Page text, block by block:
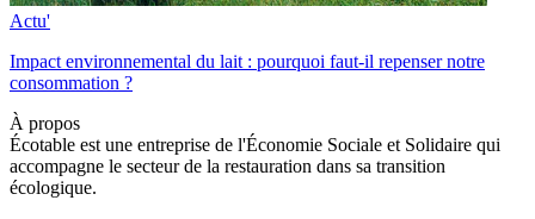
Actu'
Impact environnemental du lait : pourquoi faut-il repenser notre
consommation ?
À propos
Écotable est une entreprise de l'Économie Sociale et Solidaire qui
accompagne le secteur de la restauration dans sa transition
écologique.